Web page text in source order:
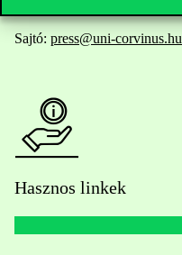
Sajtó: press@uni-corvinus.hu
Hasznos linkek